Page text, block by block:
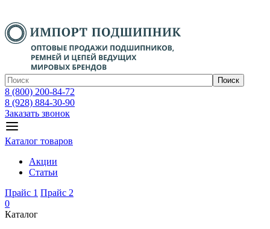
Поиск
8 (800) 200-84-72
8 (928) 884-30-90
Заказать звонок
Каталог товаров
Акции
Статьи
Прайс 1 Прайс 2
0
Каталог